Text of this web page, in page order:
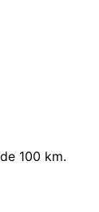
100 km.